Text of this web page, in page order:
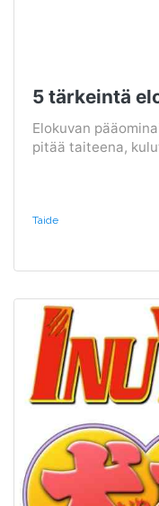
5 tärkeintä
Elokuvan
pitää taiteena,
Taide